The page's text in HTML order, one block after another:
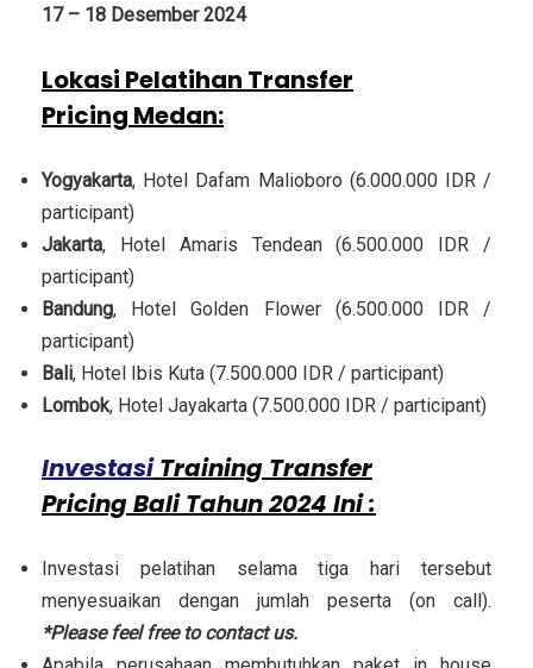
17 – 18 Desember 2024
Lokasi Pelatihan Transfer
Pricing Medan:
Yogyakarta, Hotel Dafam Malioboro (6.000.000 IDR /
participant)
Jakarta, Hotel Amaris Tendean (6.500.000 IDR /
participant)
Bandung, Hotel Golden Flower (6.500.000 IDR /
participant)
Bali, Hotel Ibis Kuta (7.500.000 IDR / participant)
Lombok, Hotel Jayakarta (7.500.000 IDR / participant)
InvestasiTraining Transfer
Pricing Bali Tahun 2024 Ini :
Investasi pelatihan selama tiga hari tersebut
menyesuaikan dengan jumlah peserta (on call).
*Please feel free to contact us.